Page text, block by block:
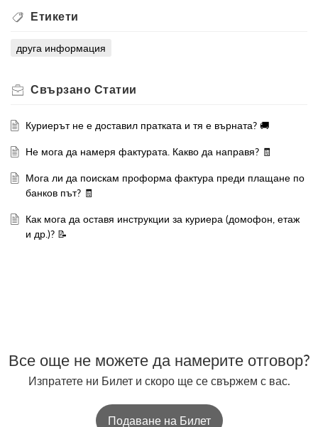
Етикети
друга информация
Свързано Статии
Куриерът не е доставил пратката и тя е върната? 🚚
Не мога да намеря фактурата. Какво да направя? 🧾
Мога ли да поискам проформа фактура преди плащане по
банков път? 🧾
Как мога да оставя инструкции за куриера (домофон, етаж
и др.)? 📝
Все още не можете да намерите отговор?
Изпратете ни Билет и скоро ще се свържем с вас.
Подаване на Билет